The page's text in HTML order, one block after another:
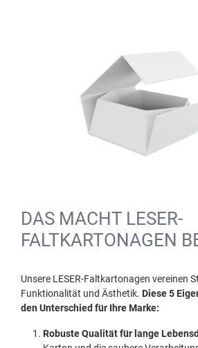
DAS MACHT LESER-
FALTKARTONAGEN
Unsere LESER-Faltkartonagen vereinen
Funktionalität und Ästhetik. Diese 5
den Unterschied für Ihre Marke:
Robuste Qualität für lange